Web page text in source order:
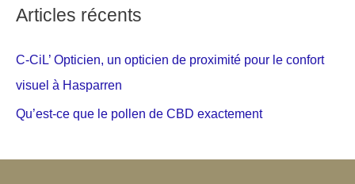
Articles récents
C-CiL’ Opticien, un opticien de proximité pour le confort
visuel à Hasparren
Qu’est-ce que le pollen de CBD exactement